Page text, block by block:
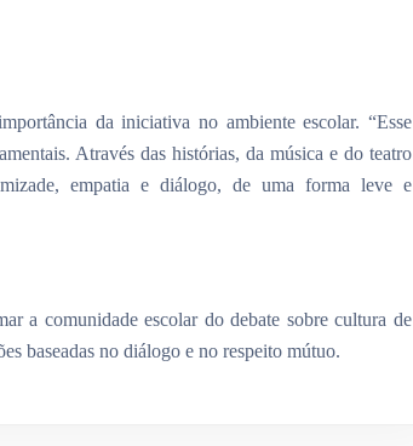
da iniciativa no ambiente escolar. “Esse
Através das histórias, da música e do teatro
empatia e diálogo, de uma forma leve e
a comunidade escolar do debate sobre cultura de
baseadas no diálogo e no respeito mútuo.